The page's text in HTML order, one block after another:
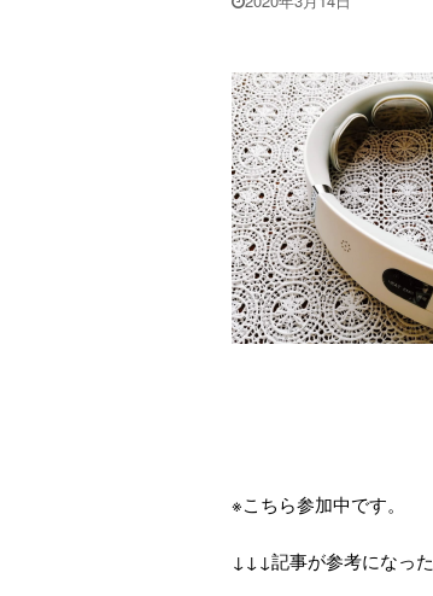
※こちら参加中です。
↓↓↓記事が参考になっ